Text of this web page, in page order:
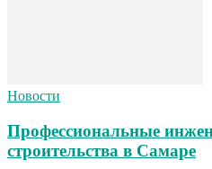
Новости
Профессиональные
строительства в Самаре